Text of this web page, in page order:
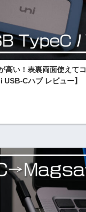
高い！表裏両面使えて
USB-Cハブ レビュー】